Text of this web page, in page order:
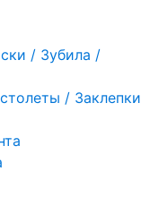
/ Зубила /
/ Заклепки